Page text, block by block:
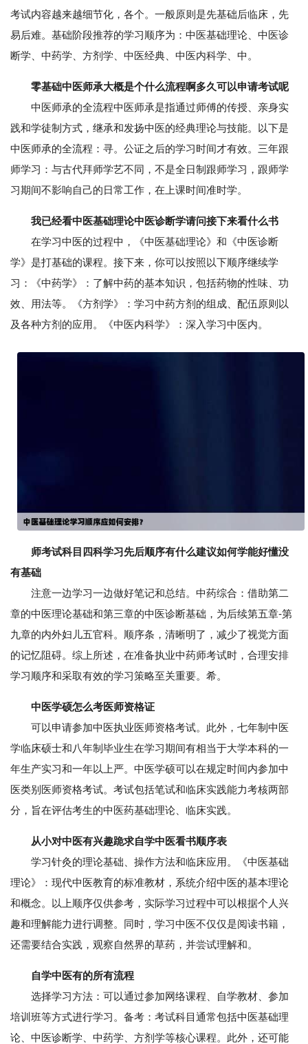
考试内容越来越细节化，各个。一般原则是先基础后临床，先
易后难。基础阶段推荐的学习顺序为：中医基础理论、中医诊
断学、中药学、方剂学、中医经典、中医内科学、中。
零基础中医师承大概是个什么流程啊多久可以申请考试呢
中医师承的全流程中医师承是指通过师傅的传授、亲身实
践和学徒制方式，继承和发扬中医的经典理论与技能。以下是
中医师承的全流程：寻。公证之后的学习时间才有效。三年跟
师学习：与古代拜师学艺不同，不是全日制跟师学习，跟师学
习期间不影响自己的日常工作，在上课时间准时学。
我已经看中医基础理论中医诊断学请问接下来看什么书
在学习中医的过程中，《中医基础理论》和《中医诊断
学》是打基础的课程。接下来，你可以按照以下顺序继续学
习：《中药学》：了解中药的基本知识，包括药物的性味、功
效、用法等。《方剂学》：学习中药方剂的组成、配伍原则以
及各种方剂的应用。《中医内科学》：深入学习中医内。
师考试科目四科学习先后顺序有什么建议如何学能好懂没
有基础
注意一边学习一边做好笔记和总结。中药综合：借助第二
章的中医理论基础和第三章的中医诊断基础，为后续第五章-第
九章的内外妇儿五官科。顺序条，清晰明了，减少了视觉方面
的记忆阻碍。综上所述，在准备执业中药师考试时，合理安排
学习顺序和采取有效的学习策略至关重要。希。
中医学硕怎么考医师资格证
可以申请参加中医执业医师资格考试。此外，七年制中医
学临床硕士和八年制毕业生在学习期间有相当于大学本科的一
年生产实习和一年以上严。中医学硕可以在规定时间内参加中
医类别医师资格考试。考试包括笔试和临床实践能力考核两部
分，旨在评估考生的中医药基础理论、临床实践。
从小对中医有兴趣跪求自学中医看书顺序表
学习针灸的理论基础、操作方法和临床应用。《中医基础
理论》：现代中医教育的标准教材，系统介绍中医的基本理论
和概念。以上顺序仅供参考，实际学习过程中可以根据个人兴
趣和理解能力进行调整。同时，学习中医不仅仅是阅读书籍，
还需要结合实践，观察自然界的草药，并尝试理解和。
自学中医有的所有流程
选择学习方法：可以通过参加网络课程、自学教材、参加
培训班等方式进行学习。备考：考试科目通常包括中医基础理
论、中医诊断学、中药学、方剂学等核心课程。此外，还可能